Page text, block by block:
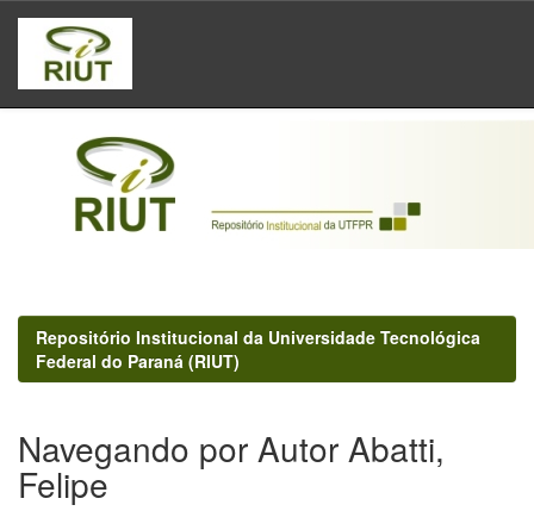
Skip
navigation
Repositório Institucional da Universidade Tecnológica
Federal do Paraná (RIUT)
Navegando por Autor Abatti,
Felipe